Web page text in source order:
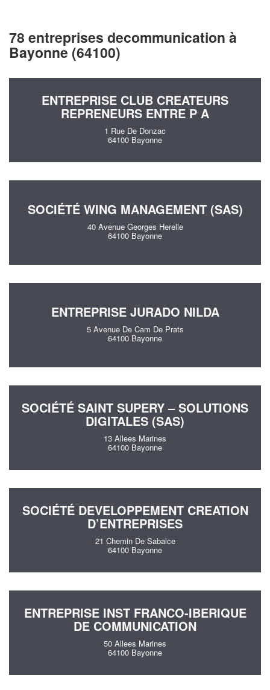
78 entreprises decommunication à
Bayonne (64100)
ENTREPRISE CLUB CREATEURS
REPRENEURS ENTRE P A
1 Rue De Donzac
64100 Bayonne
SOCIÉTÉ WING MANAGEMENT (SAS)
40 Avenue Georges Herelle
64100 Bayonne
ENTREPRISE JURADO NILDA
5 Avenue De Cam De Prats
64100 Bayonne
SOCIÉTÉ SAINT SUPERY – SOLUTIONS
DIGITALES (SAS)
13 Allees Marines
64100 Bayonne
SOCIÉTÉ DEVELOPPEMENT CREATION
D’ENTREPRISES
21 Chemin De Sabalce
64100 Bayonne
ENTREPRISE INST FRANCO-IBERIQUE
DE COMMUNICATION
50 Allees Marines
64100 Bayonne